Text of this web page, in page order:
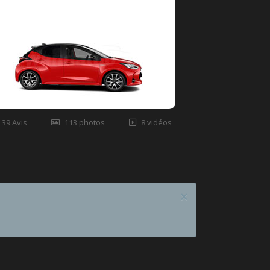
39 Avis 113 photos 8 vidéos
×